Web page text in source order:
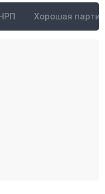
Хорошая партия